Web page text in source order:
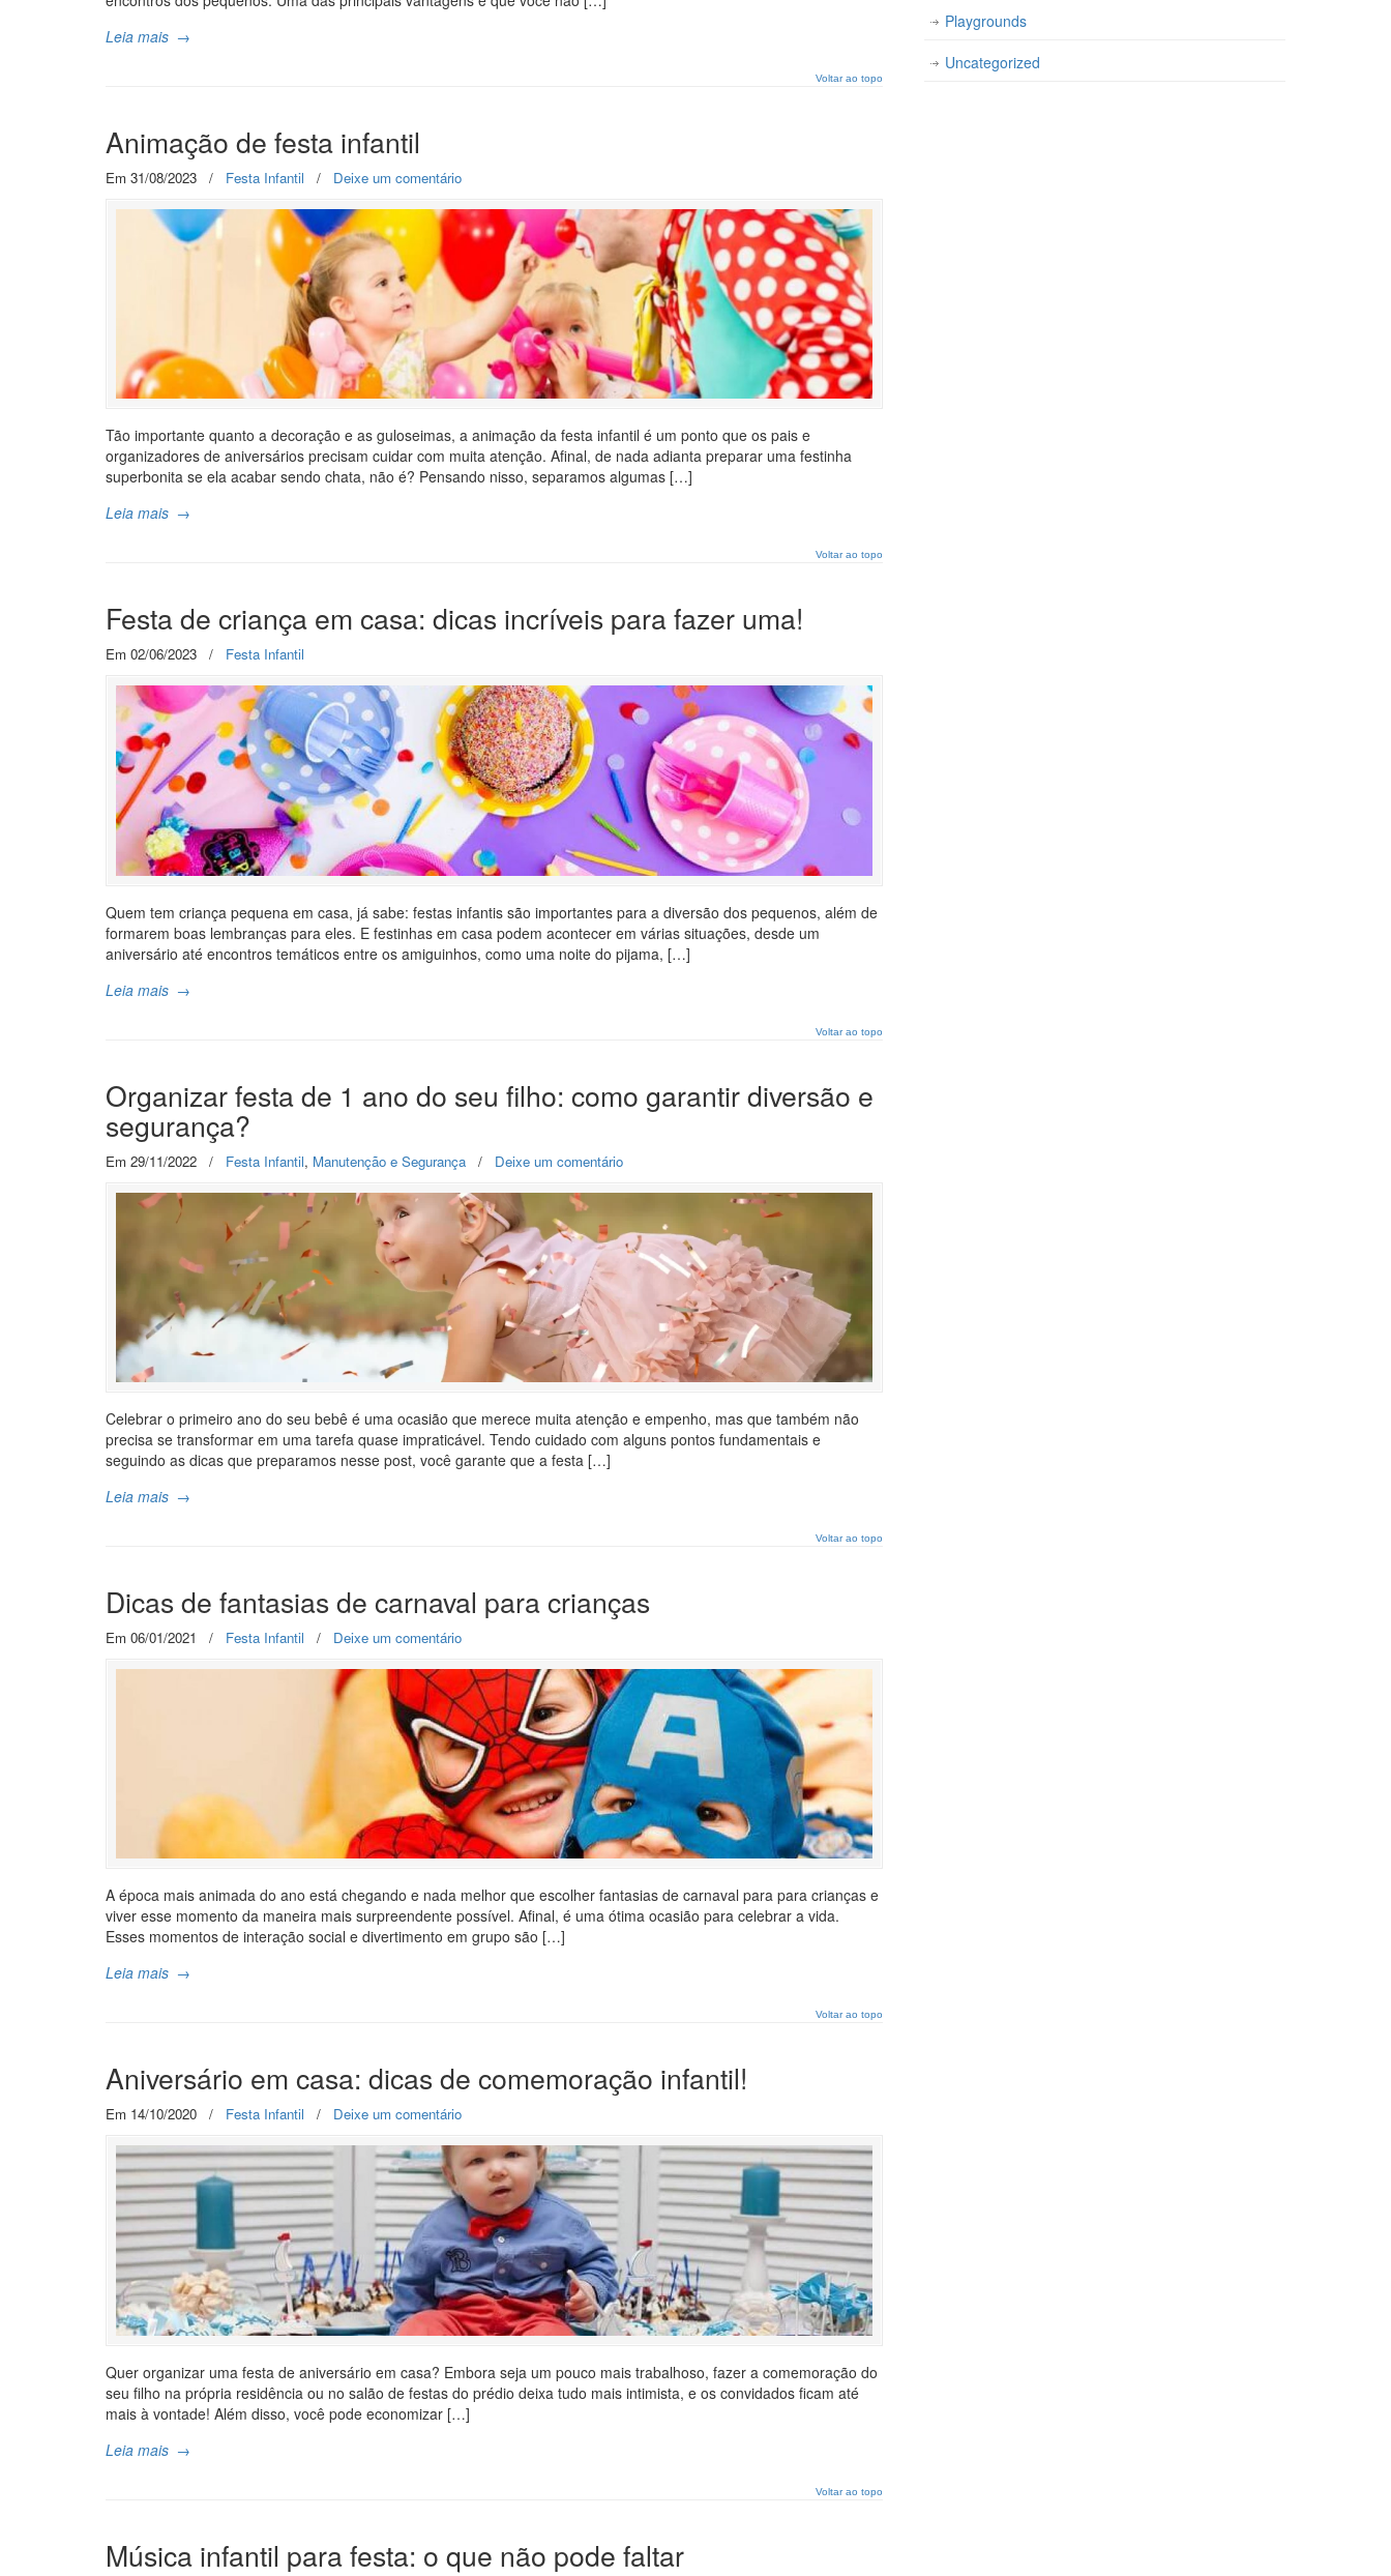
Leia mais →
Voltar ao topo
Animação de festa infantil
Em 31/08/2023 / Festa Infantil / Deixe um comentário
Tão importante quanto a decoração e as guloseimas, a animação da festa infantil é um ponto que os pais e
organizadores de aniversários precisam cuidar com muita atenção. Afinal, de nada adianta preparar uma festinha
superbonita se ela acabar sendo chata, não é? Pensando nisso, separamos algumas […]
Leia mais →
Voltar ao topo
Festa de criança em casa: dicas incríveis para fazer uma!
Em 02/06/2023 / Festa Infantil
Quem tem criança pequena em casa, já sabe: festas infantis são importantes para a diversão dos pequenos, além de
formarem boas lembranças para eles. E festinhas em casa podem acontecer em várias situações, desde um
aniversário até encontros temáticos entre os amiguinhos, como uma noite do pijama, […]
Leia mais →
Voltar ao topo
Organizar festa de 1 ano do seu filho: como garantir diversão e
segurança?
Em 29/11/2022 / Festa Infantil, Manutenção e Segurança / Deixe um comentário
Celebrar o primeiro ano do seu bebê é uma ocasião que merece muita atenção e empenho, mas que também não
precisa se transformar em uma tarefa quase impraticável. Tendo cuidado com alguns pontos fundamentais e
seguindo as dicas que preparamos nesse post, você garante que a festa […]
Leia mais →
Voltar ao topo
Dicas de fantasias de carnaval para crianças
Em 06/01/2021 / Festa Infantil / Deixe um comentário
A época mais animada do ano está chegando e nada melhor que escolher fantasias de carnaval para para crianças e
viver esse momento da maneira mais surpreendente possível. Afinal, é uma ótima ocasião para celebrar a vida.
Esses momentos de interação social e divertimento em grupo são […]
Leia mais →
Voltar ao topo
Aniversário em casa: dicas de comemoração infantil!
Em 14/10/2020 / Festa Infantil / Deixe um comentário
Quer organizar uma festa de aniversário em casa? Embora seja um pouco mais trabalhoso, fazer a comemoração do
seu filho na própria residência ou no salão de festas do prédio deixa tudo mais intimista, e os convidados ficam até
mais à vontade! Além disso, você pode economizar […]
Leia mais →
Voltar ao topo
Música infantil para festa: o que não pode faltar
Playgrounds
Uncategorized